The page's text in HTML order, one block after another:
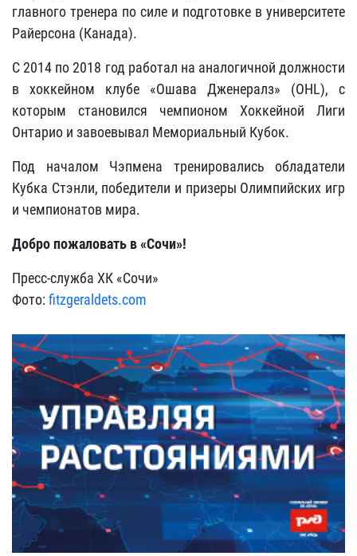
главного тренера по силе и подготовке в университете
Райерсона (Канада).
С 2014 по 2018 год работал на аналогичной должности
в хоккейном клубе «Ошава Дженералз» (OHL), с
которым становился чемпионом Хоккейной Лиги
Онтарио и завоевывал Мемориальный Кубок.
Под началом Чэпмена тренировались
обладатели
Кубка Стэнли, победители и призеры Олимпийских игр
и чемпионатов мира.
Добро пожаловать в «Сочи»!
Пресс-служба ХК «Сочи»
Фото:fitzgeraldets.com